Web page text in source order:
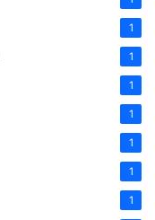
1
1
1
1
1
1
1